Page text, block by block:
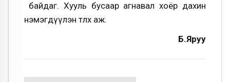
байдаг. Хууль бусаар агнавал хоёр дахин
нэмэгдүүлэн төлөх аж.
Б.Яруу